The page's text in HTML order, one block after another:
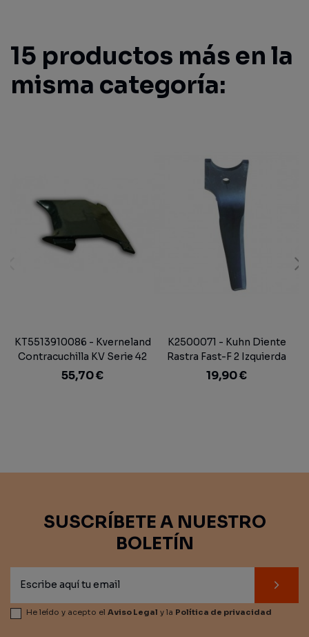
15 productos más en la
misma categoría:
KT5513910086 - Kverneland
Contracuchilla KV Serie 42
Segadora
55,70 €
K2500071 - Kuhn Diente
Rastra Fast-F 2 Izquierda
290 mm.
19,90 €
SUSCRÍBETE A NUESTRO
BOLETÍN
He leído y acepto el Aviso Legal y la Política de privacidad